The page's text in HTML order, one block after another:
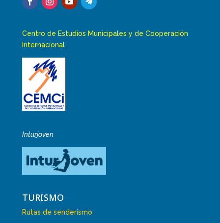
Centro de Estudios Municipales y de Cooperación
Internacional
Inturjoven
TURISMO
Rutas de senderismo